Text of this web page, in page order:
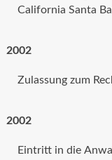
California Santa
2002
Zulassung zum
2002
Eintritt in die